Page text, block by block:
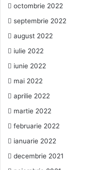
octombrie 2022
septembrie 2022
august 2022
iulie 2022
iunie 2022
mai 2022
aprilie 2022
martie 2022
februarie 2022
ianuarie 2022
decembrie 2021